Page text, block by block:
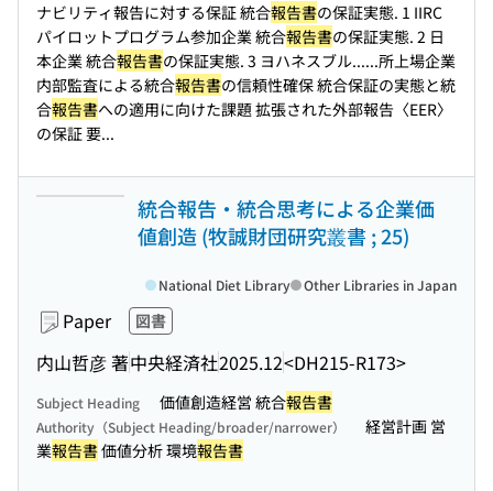
ナビリティ報告に対する保証 統合報告書の保証実態. 1 IIRC
パイロットプログラム参加企業 統合報告書の保証実態. 2 日
本企業 統合報告書の保証実態. 3 ヨハネスブル......所上場企業
内部監査による統合報告書の信頼性確保 統合保証の実態と統
合報告書への適用に向けた課題 拡張された外部報告〈EER〉
の保証 要...
統合報告・統合思考による企業価
値創造 (牧誠財団研究叢書 ; 25)
Paper 図書
内山哲彦 著中央経済社2025.12<DH215-R173>
National Diet Library Other Libraries in Japan
Subject Heading 価値創造経営 統合報告書
Authority（Subject Heading/broader/narrower）
経営計画 営
業報告書価値分析 環境報告書